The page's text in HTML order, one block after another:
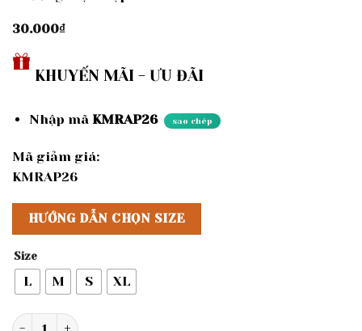
30.000₫
KHUYẾN MÃI - ƯU ĐÃI
Nhập mã KMRAP26 sao chép
Mã giảm giá:
KMRAP26
HƯỚNG DẪN CHỌN SIZE
Size
L M S XL
Rập giấy A0 mã 783 - đầm tay phồng mã 783 số lượng